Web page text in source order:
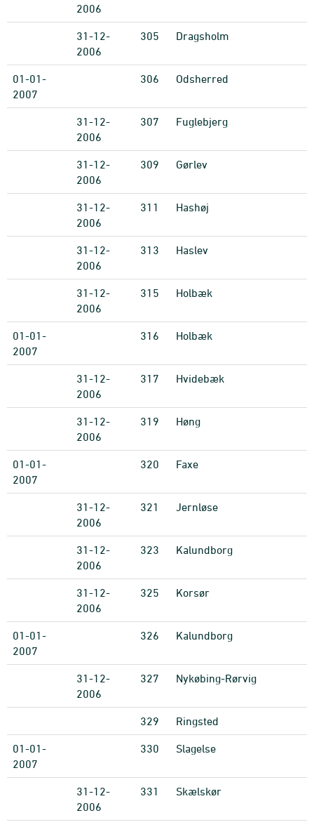
2006
31-12-
2006
305 Dragsholm
01-01-
2007
306 Odsherred
31-12-
2006
307 Fuglebjerg
31-12-
2006
309 Gørlev
31-12-
2006
311 Hashøj
31-12-
2006
313 Haslev
31-12-
2006
315 Holbæk
01-01-
2007
316 Holbæk
31-12-
2006
317 Hvidebæk
31-12-
2006
319 Høng
01-01-
2007
320 Faxe
31-12-
2006
321 Jernløse
31-12-
2006
323 Kalundborg
31-12-
2006
325 Korsør
01-01-
2007
326 Kalundborg
31-12-
2006
327 Nykøbing-Rørvig
329 Ringsted
01-01-
2007
330 Slagelse
31-12-
2006
331 Skælskør